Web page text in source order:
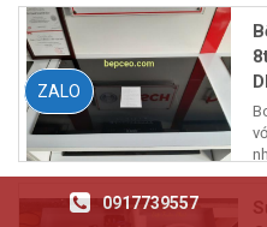
0917739557
ZALO